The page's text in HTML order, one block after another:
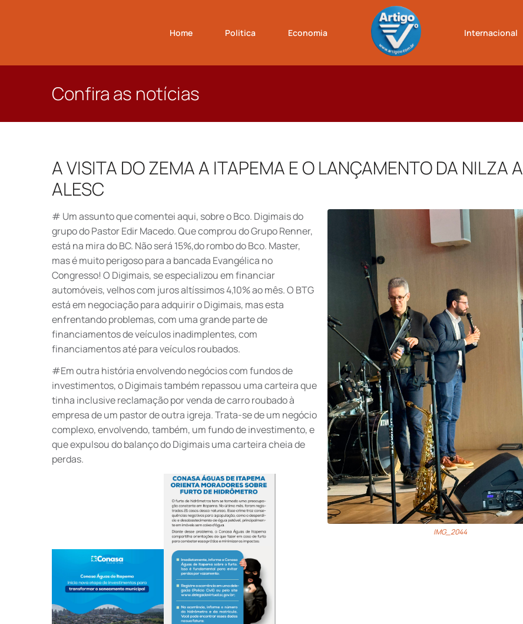
Home Politica Economia Internacional
Confira as notícias
A VISITA DO ZEMA A ITAPEMA E O LANÇAMENTO DA NILZA A
ALESC
IMG_2044
# Um assunto que comentei aqui, sobre o Bco. Digimais do
grupo do Pastor Edir Macedo. Que comprou do Grupo Renner,
está na mira do BC. Não será 15%,do rombo do Bco. Master,
mas é muito perigoso para a bancada Evangélica no
Congresso! O Digimais, se especializou em financiar
automóveis, velhos com juros altíssimos 4,10% ao mês. O BTG
está em negociação para adquirir o Digimais, mas esta
enfrentando problemas, com uma grande parte de
financiamentos de veículos inadimplentes, com
financiamentos até para veículos roubados.
#Em outra história envolvendo negócios com fundos de
investimentos, o Digimais também repassou uma carteira que
tinha inclusive reclamação por venda de carro roubado à
empresa de um pastor de outra igreja. Trata-se de um negócio
complexo, envolvendo, também, um fundo de investimento, e
que expulsou do balanço do Digimais uma carteira cheia de
perdas.